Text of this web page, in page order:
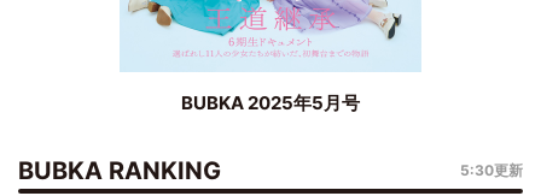
BUBKA 2025年5月号
BUBKA RANKING 5:30更新